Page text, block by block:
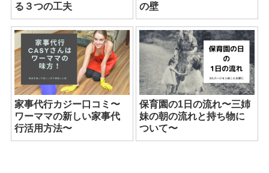
る３つの工夫
の壁
家事代行カジー口コミ〜
ワーママの新しい家事代
行活用方法〜
保育園の1日の流れ〜三姉
妹の朝の流れと持ち物に
ついて〜